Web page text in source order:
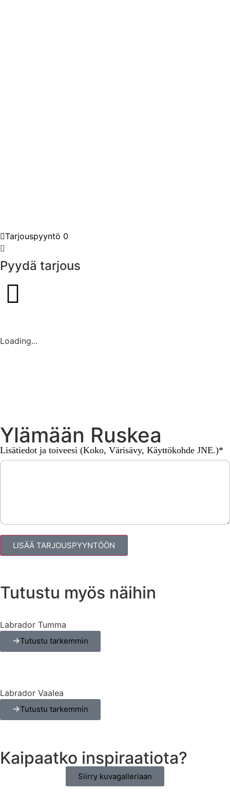
Tarjouspyyntö 0
Pyydä tarjous
Loading...
Ylämään Ruskea
Lisätiedot ja toiveesi (Koko, Värisävy, Käyttökohde JNE.)*
LISÄÄ TARJOUSPYYNTÖÖN
Tutustu myös näihin
Labrador Tumma
Tutustu tarkemmin
Labrador Vaalea
Tutustu tarkemmin
Kaipaatko inspiraatiota?
Siirry kuvagalleriaan